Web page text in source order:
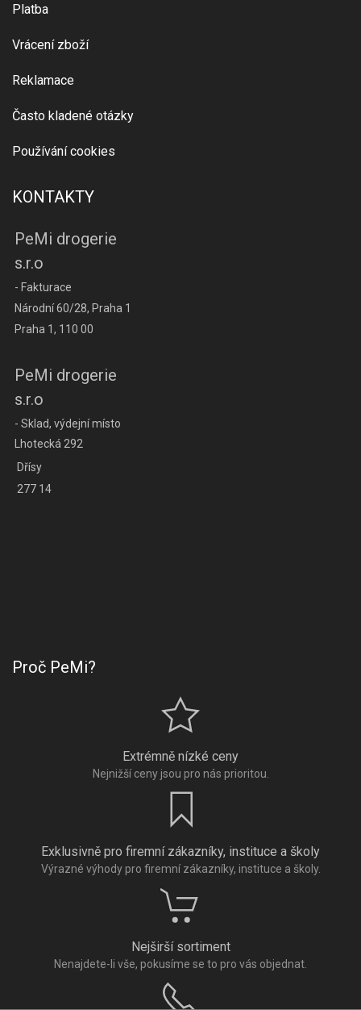
Platba
Vrácení zboží
Reklamace
Často kladené otázky
Používání cookies
KONTAKTY
PeMi drogerie
s.r.o
- Fakturace
Národní 60/28, Praha 1
Praha 1, 110 00
PeMi drogerie
s.r.o
- Sklad, výdejní místo
Lhotecká 292
Dřísy
277 14
Proč PeMi?
Extrémně nízké ceny
Nejnižší ceny jsou pro nás prioritou.
Exklusivně pro firemní zákazníky, instituce a školy
Výrazné výhody pro firemní zákazníky, instituce a školy.
Nejširší sortiment
Nenajdete-li vše, pokusíme se to pro vás objednat.